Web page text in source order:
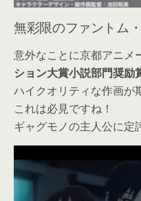
無彩限のファントム
意外なことに京都アニメ
ション大賞小説部門奨励
ハイクオリティな作画が
これは必見ですね！
ギャグモノの主人公に定